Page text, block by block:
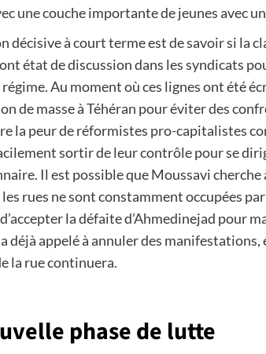
une couche importante de jeunes avec
décisive à court terme est de savoir si la
état de discussion dans les syndicats
Au moment où ces lignes ont été
de masse à Téhéran pour éviter des
la peur de réformistes pro-capitalistes
sortir de leur contrôle pour se
Il est possible que Moussavi
rues ne sont constamment occupées
la défaite d’Ahmedinejad pour
déjà appelé à annuler des
la rue continuera.
phase de lutte